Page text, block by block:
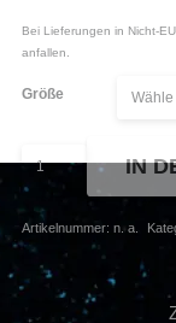
Bei Lieferungen in Nicht-
anfallen.
Größe
Shirt
"Auf
Dich"
Menge
IN
Artikelnummer: n. a.